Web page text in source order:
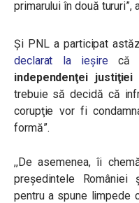
primarului în două tururi”,
Și PNL a participat
declarat la ieșirecă
independenţei
trebuie să decidă că
corupţie vor fi
formă”.
,,De asemenea, îi
preşedintele
pentru a spune limpede